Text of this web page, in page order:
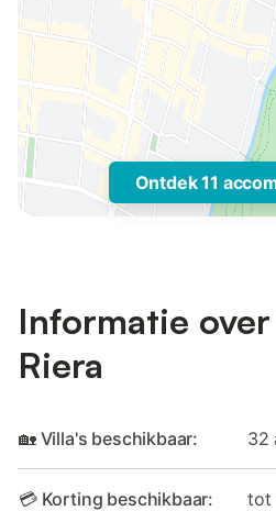
Ontdek 11
Informatie
Riera
🏡 Villa's beschikbaar: 32
💳 Korting beschikbaar: tot